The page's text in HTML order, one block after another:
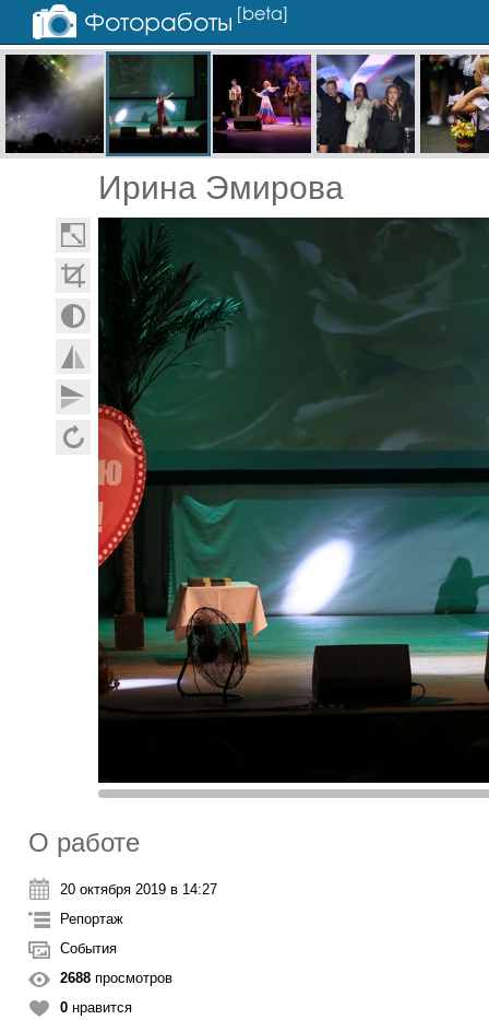
Ирина Эмирова
О работе
20 октября 2019 в 14:27
Репортаж
События
2688 просмотров
0 нравится